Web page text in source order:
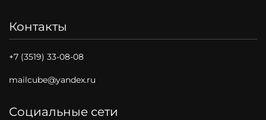
Контакты
+7 (3519) 33-08-08
mailcube@yandex.ru
Социальные сети